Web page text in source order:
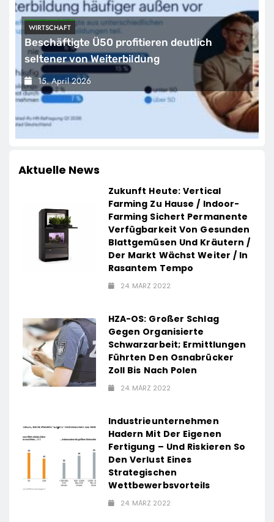
WIRTSCHAFT
Beschäftigte Ü50 profitieren deutlich
seltener von Weiterbildung
15. April 2026
Aktuelle News
Zukunft Heute: Vertical
Farming Zu Hause / Indoor-
Farming Sichert Permanente
Verfügbarkeit Von Gesunden
Blattgemüsen Und Kräutern /
Der Markt Wächst Weiter / In
Rasantem Tempo
24. MÄRZ 2022
HZA-OS: Großer Schlag
Gegen Organisierte
Schwarzarbeit; Ermittlungen
Führten Den Osnabrücker
Zoll Bis Nach Polen
24. MÄRZ 2022
Industrieunternehmen
Hadern Mit Der Eigenen
Fertigung – Und Riskieren So
Den Verlust Eines
Strategischen
Wettbewerbsvorteils
24. MÄRZ 2022